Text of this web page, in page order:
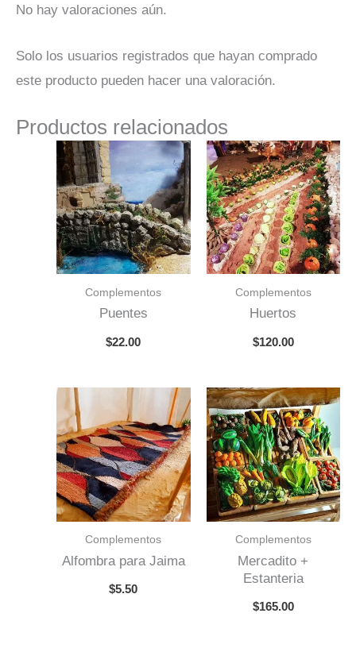
No hay valoraciones aún.
Solo los usuarios registrados que hayan comprado
este producto pueden hacer una valoración.
Productos relacionados
Complementos
Puentes
$22.00
Complementos
Huertos
$120.00
Complementos
Alfombra para Jaima
$5.50
Complementos
Mercadito +
Estanteria
$165.00